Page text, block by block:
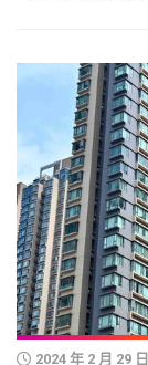
2024 年 2 月 29 日